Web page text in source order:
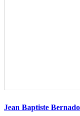
Jean Baptiste